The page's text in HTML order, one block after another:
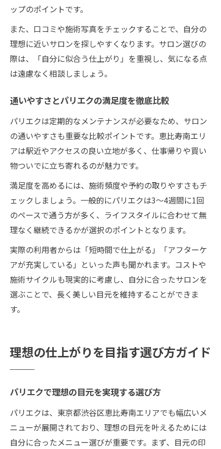
ップのポイントです。
また、口コミや施術写真をチェックすることで、自分の
理想に近いサロンを探しやすくなります。サロン選びの
際は、「自分に似合う仕上がり」を重視し、気になる点
は遠慮なく相談しましょう。
通いやすさとパリエクの満足度を徹底比較
パリエクは定期的なメンテナンスが必要なため、サロン
の通いやすさも重要な比較ポイントです。恵比寿南エリ
アは駅近やアクセスの良い立地が多く、仕事帰りや買い
物ついでに立ち寄れるのが魅力です。
満足度を高めるには、施術頻度や予約の取りやすさもチ
ェックしましょう。一般的にパリエクは3〜4週間に1回
のペースで通う方が多く、ライフスタイルに合わせて無
理なく継続できるかが選択のポイントとなります。
実際の利用者からは「短時間で仕上がる」「アフターケ
アが充実している」といった声も聞かれます。コストや
施術サイクルも現実的に考慮し、自分に合ったサロンを
選ぶことで、長く美しい目元を維持することができま
す。
理想の仕上がりを目指す選び方ガイド
パリエクで理想の目元を実現する選び方
パリエクは、東京都渋谷区恵比寿南エリアでも幅広いメ
ニューが展開されており、理想の目元を叶えるためには
自分に合ったメニュー選びが重要です。まず、目元の印